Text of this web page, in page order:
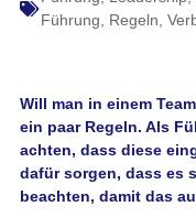
Führung
Regeln
Will man in einem
ein paar Regeln. Als
achten, dass diese
dafür sorgen, dass es
beachten, damit das